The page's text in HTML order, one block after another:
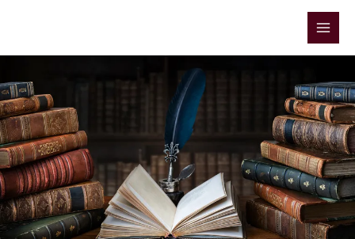
Main